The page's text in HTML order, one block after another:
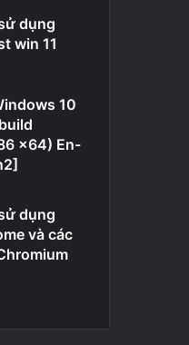
dụng
win 11
10
x64) En-
dụng
và các